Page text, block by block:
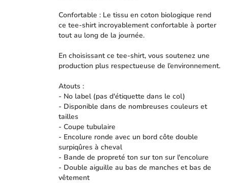
Confortable : Le tissu en coton biologique rend
ce tee-shirt incroyablement confortable à porter
tout au long de la journée.
En choisissant ce tee-shirt, vous soutenez une
production plus respectueuse de l’environnement.
Atouts :
- No label (pas d'étiquette dans le col)
- Disponible dans de nombreuses couleurs et
tailles
- Coupe tubulaire
- Encolure ronde avec un bord côte double
surpiqûres à cheval
- Bande de propreté ton sur ton sur l'encolure
- Double aiguille au bas de manches et bas de
vêtement